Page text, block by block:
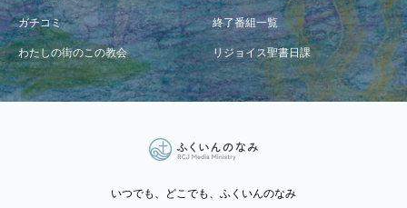
ガチコミ 終了番組一覧
わたしの街のこの教会 リジョイス聖書日課
いつでも、どこでも、ふくいんのなみ